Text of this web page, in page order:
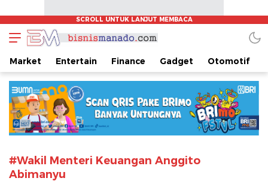
www.bisnismanado.com
Berita Bisnis Sulawesi Utara
Market Entertain Finance Gadget Otomotif
#Wakil Menteri Keuangan Anggito
Abimanyu